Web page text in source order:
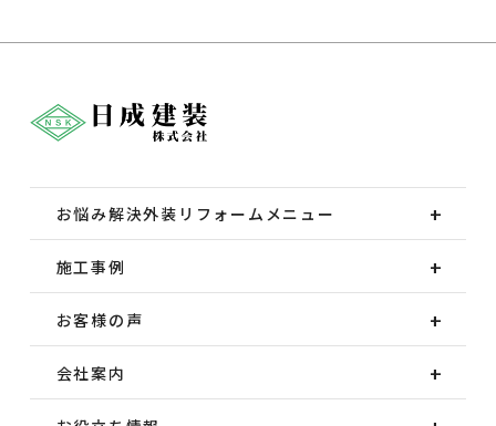
お悩み解決外装 リフォームメニュー
施工事例
お客様の声
会社案内